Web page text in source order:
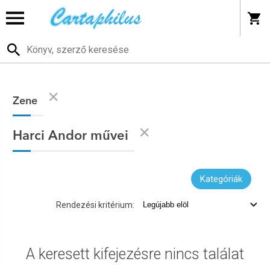
Zene
Harci Andor művei
Kategóriák
Rendezési kritérium:
A keresett kifejezésre nincs találat